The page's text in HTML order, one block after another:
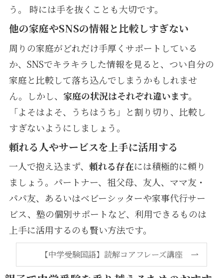
う。 時には手を抜くことも大切です。
他の家庭やSNSの情報と比較しすぎない
周りの家庭がどれだけ手厚くサポートしている
か、SNSでキラキラした情報を見ると、つい自分の
家庭と比較して落ち込んでしまうかもしれませ
ん。しかし、 家庭の状況はそれぞれ違います。
「よそはよそ、うちはうち」と割り切り、比較し
すぎないようにしましょう。
頼れる人やサービスを上手に活用する
一人で抱え込まず、 頼れる存在には積極的に頼り
ましょう。パートナー、祖父母、友人、ママ友・
パパ友、あるいはベビーシッターや家事代行サー
ビス、塾の個別サポートなど、利用できるものは
上手に活用するのも賢い方法です。
【中学受験国語】読解コアフレーズ講座